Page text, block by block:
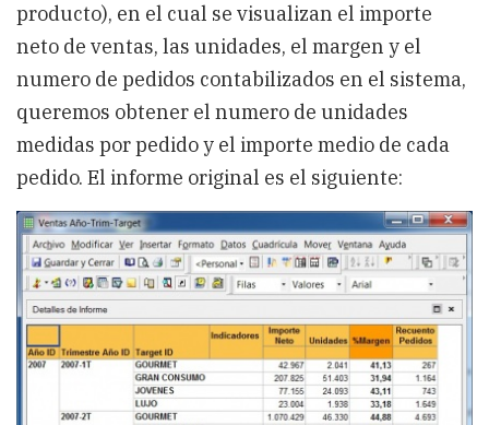
producto), en el cual se visualizan el importe
neto de ventas, las unidades, el margen y el
numero de pedidos contabilizados en el sistema,
queremos obtener el numero de unidades
medidas por pedido y el importe medio de cada
pedido. El informe original es el siguiente: